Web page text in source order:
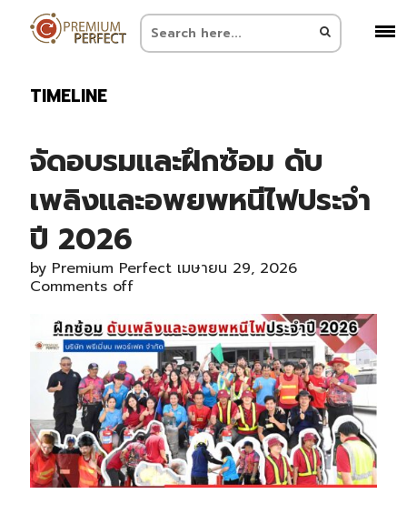
TIMELINE
จัดอบรมและฝึกซ้อม ดับ
เพลิงและอพยพหนีไฟประจำ
ปี 2026
by Premium Perfect เมษายน 29, 2026
Comments off